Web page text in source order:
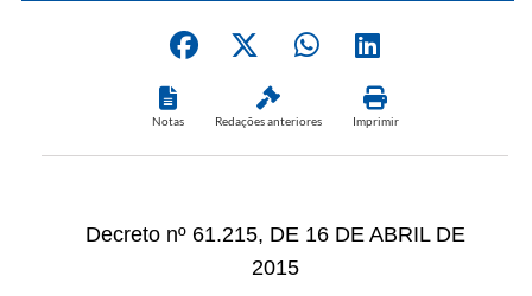
Notas Redações anteriores Imprimir
Decreto nº 61.215, DE 16 DE ABRIL DE
2015